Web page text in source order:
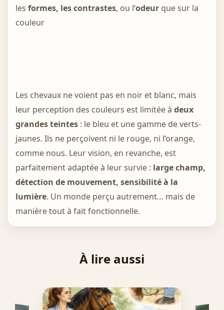
les formes, les contrastes, ou l’odeurque sur la
couleur
Les chevaux ne voient pas en noir et blanc, mais
leur perception des couleurs est limitée à deux
grandes teintes: le bleu et une gamme de verts-
jaunes. Ils ne perçoivent ni le rouge, ni l’orange,
comme nous. Leur vision, en revanche, est
parfaitement adaptée à leur survie : large champ,
détection de mouvement, sensibilité à la
lumière. Un monde perçu autrement… mais de
manière tout à fait fonctionnelle.
À lire aussi